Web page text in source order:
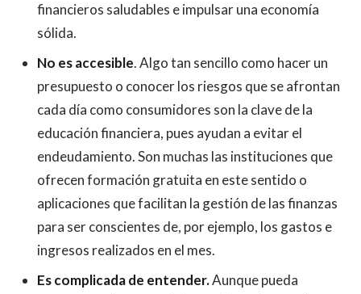
financieros saludables e impulsar una economía
sólida.
No es accesible. Algo tan sencillo como hacer un
presupuesto o conocer los riesgos que se afrontan
cada día como consumidores son la clave de la
educación financiera, pues ayudan a evitar el
endeudamiento. Son muchas las instituciones que
ofrecen formación gratuita en este sentido o
aplicaciones que facilitan la gestión de las finanzas
para ser conscientes de, por ejemplo, los gastos e
ingresos realizados en el mes.
Es complicada de entender.Aunque pueda